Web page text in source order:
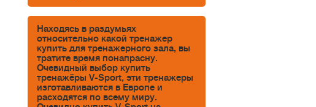
Находясь в раздумьях
относительно какой тренажер
купить для тренажерного зала, вы
тратите время понапрасну.
Очевидный выбор купить
тренажёры V-Sport, эти тренажеры
изготавливаются в Европе и
расходятся по всему миру.